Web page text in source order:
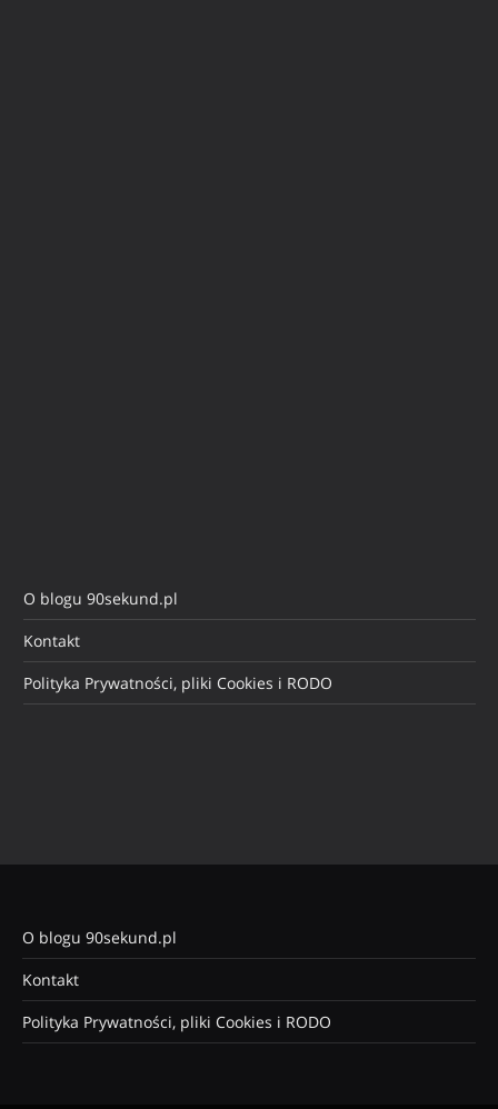
O blogu 90sekund.pl
Kontakt
Polityka Prywatności, pliki Cookies i RODO
O blogu 90sekund.pl
Kontakt
Polityka Prywatności, pliki Cookies i RODO